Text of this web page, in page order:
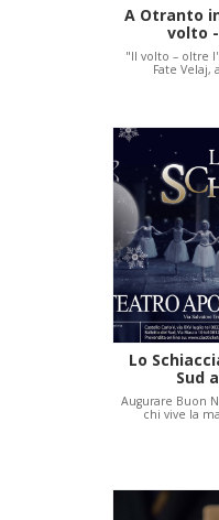
A Otranto
volto
"Il volto – oltre
Fate Velaj,
Lo
Sud
Augurare Buon
chi vive la